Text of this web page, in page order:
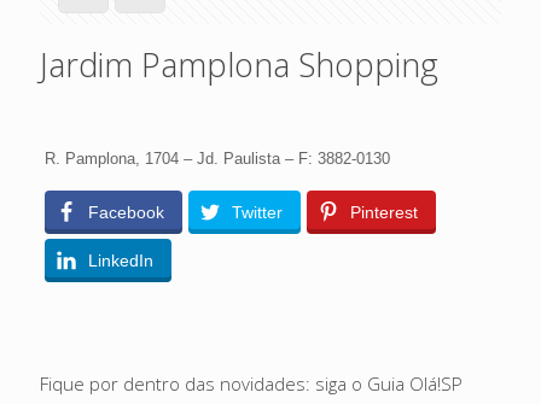
Jardim Pamplona Shopping
R. Pamplona, 1704 – Jd. Paulista – F: 3882-0130
Facebook Twitter Pinterest
LinkedIn
Fique por dentro das novidades: siga o Guia Olá!SP